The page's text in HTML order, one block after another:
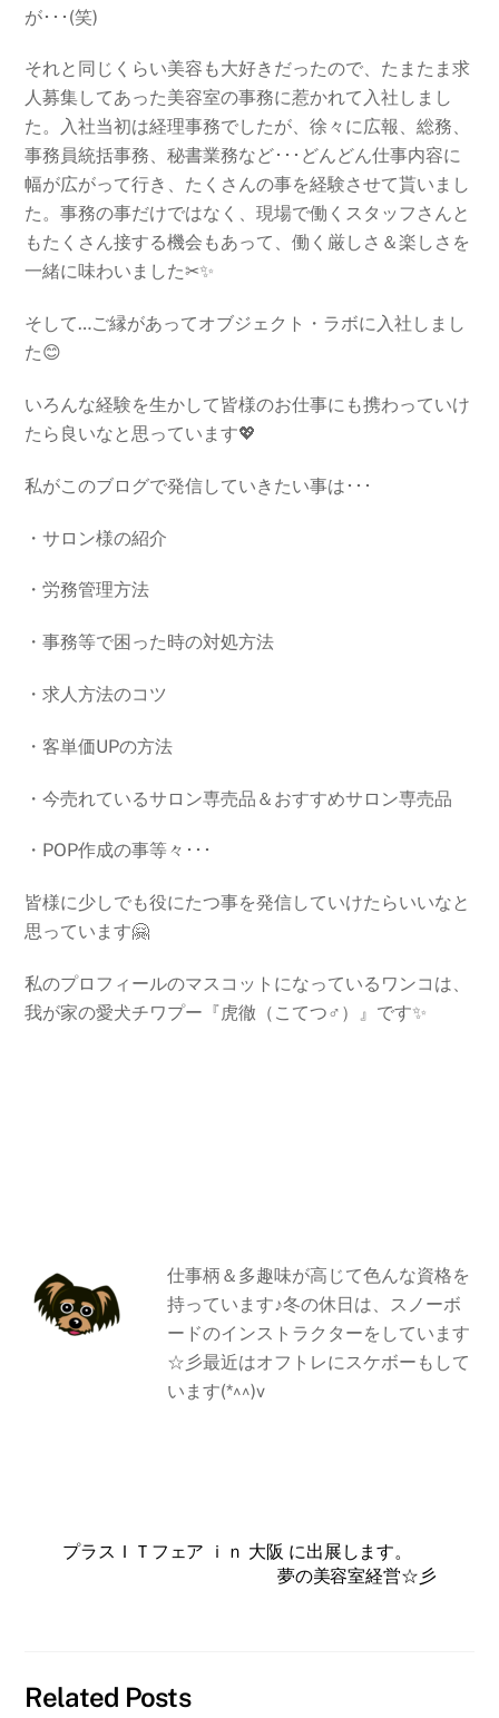
が･･･(笑)
それと同じくらい美容も大好きだったので、たまたま求
人募集してあった美容室の事務に惹かれて入社しまし
た。入社当初は経理事務でしたが、徐々に広報、総務、
事務員統括事務、秘書業務など･･･どんどん仕事内容に
幅が広がって行き、たくさんの事を経験させて貰いまし
た。事務の事だけではなく、現場で働くスタッフさんと
もたくさん接する機会もあって、働く厳しさ＆楽しさを
一緒に味わいました✂✨
そして…ご縁があってオブジェクト・ラボに入社しまし
た😊
いろんな経験を生かして皆様のお仕事にも携わっていけ
たら良いなと思っています💖
私がこのブログで発信していきたい事は･･･
・サロン様の紹介
・労務管理方法
・事務等で困った時の対処方法
・求人方法のコツ
・客単価UPの方法
・今売れているサロン専売品＆おすすめサロン専売品
・POP作成の事等々･･･
皆様に少しでも役にたつ事を発信していけたらいいなと
思っています🤗
私のプロフィールのマスコットになっているワンコは、
我が家の愛犬チワプー『虎徹（こてつ♂）』です✨
仕事柄＆多趣味が高じて色んな資格を
持っています♪冬の休日は、スノーボ
ードのインストラクターをしています
☆彡最近はオフトレにスケボーもして
います(*^^)v
プラスＩＴフェア ｉｎ 大阪 に出展します。
夢の美容室経営☆彡
Related Posts